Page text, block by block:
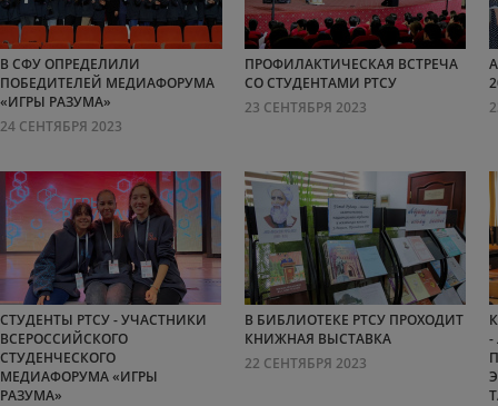
В СФУ ОПРЕДЕЛИЛИ
ПОБЕДИТЕЛЕЙ МЕДИАФОРУМА
«ИГРЫ РАЗУМА»
24 СЕНТЯБРЯ 2023
ПРОФИЛАКТИЧЕСКАЯ ВСТРЕЧА
СО СТУДЕНТАМИ РТСУ
23 СЕНТЯБРЯ 2023
СТУДЕНТЫ РТСУ - УЧАСТНИКИ
ВСЕРОССИЙСКОГО
СТУДЕНЧЕСКОГО
МЕДИАФОРУМА «ИГРЫ
РАЗУМА»
В БИБЛИОТЕКЕ РТСУ ПРОХОДИТ
КНИЖНАЯ ВЫСТАВКА
22 СЕНТЯБРЯ 2023
-